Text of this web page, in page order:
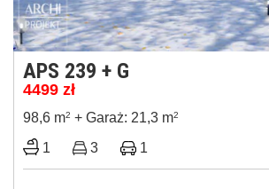
APS 239 + G
4499 zł
98,6 m2 + Garaż: 21,3 m2
1 3 1